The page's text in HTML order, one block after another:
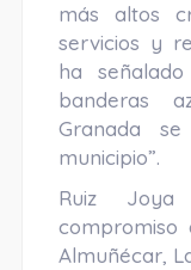
más altos
servicios y
ha
banderas
Granada
municipio”.
Ruiz
compromiso
Almuñécar,